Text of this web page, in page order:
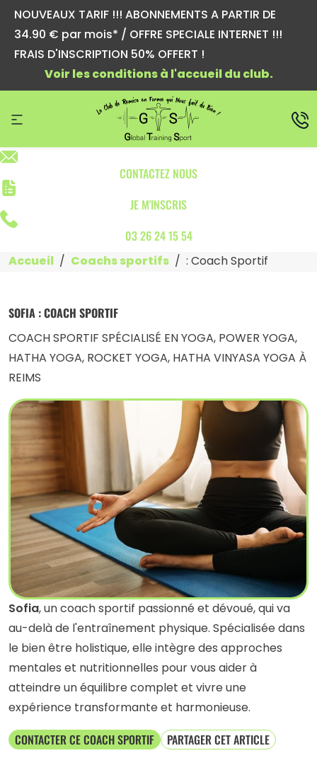
NOUVEAUX TARIF !!! ABONNEMENTS A PARTIR DE
34.90 € par mois* / OFFRE SPECIALE INTERNET !!!
FRAIS D'INSCRIPTION 50% OFFERT !
Voir les conditions à l'accueil du club.
CONTACTEZ NOUS
JE M'INSCRIS
03 26 24 15 54
Accueil Coachs sportifs : Coach Sportif
SOFIA : COACH SPORTIF
COACH SPORTIF SPÉCIALISÉ EN YOGA, POWER YOGA,
HATHA YOGA, ROCKET YOGA, HATHA VINYASA YOGA À
REIMS
Sofia, un coach sportif passionné et dévoué, qui va
au-delà de l'entraînement physique. Spécialisée dans
le bien être holistique, elle intègre des approches
mentales et nutritionnelles pour vous aider à
atteindre un équilibre complet et vivre une
expérience transformante et harmonieuse.
CONTACTER CE COACH SPORTIF
PARTAGER CET ARTICLE